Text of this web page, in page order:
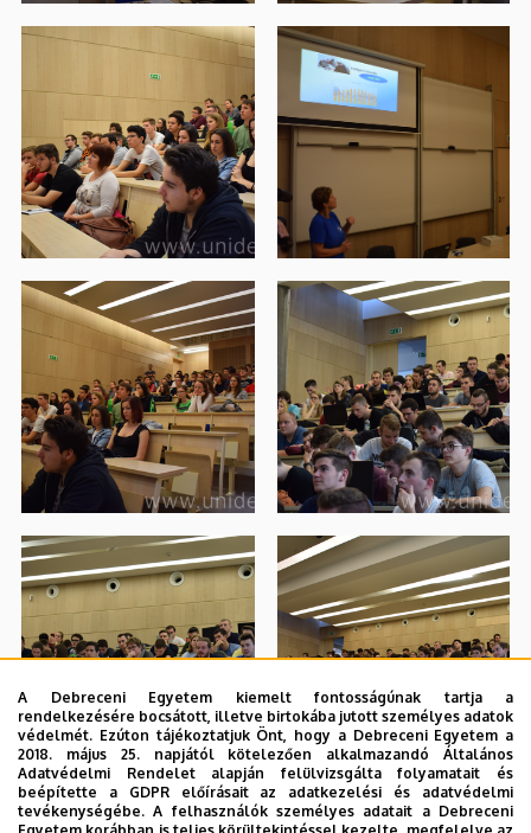
A Debreceni Egyetem kiemelt fontosságúnak tartja a
rendelkezésére bocsátott, illetve birtokába jutott személyes adatok
védelmét. Ezúton tájékoztatjuk Önt, hogy a Debreceni Egyetem a
2018. május 25. napjától kötelezően alkalmazandó Általános
Adatvédelmi Rendelet alapján felülvizsgálta folyamatait és
beépítette a GDPR előírásait az adatkezelési és adatvédelmi
tevékenységébe. A felhasználók személyes adatait a Debreceni